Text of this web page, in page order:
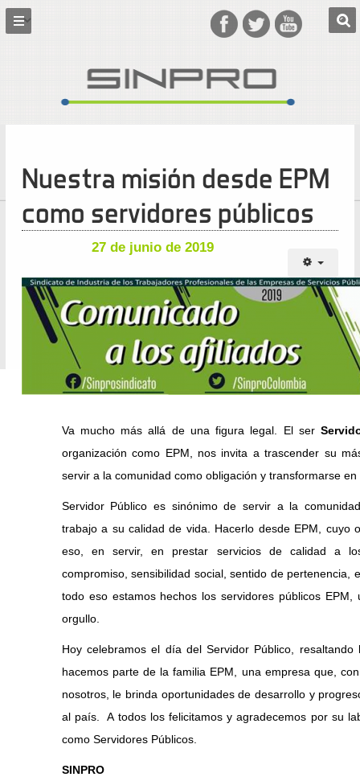
Nuestra misión desde EPM
como servidores públicos
27 de junio de 2019
Va mucho más allá de una figura legal. El ser
organización como EPM, nos invita a trascender su
servir a la comunidad como obligación y transformarse
Servidor Público es sinónimo de servir a la
trabajo a su calidad de vida. Hacerlo desde EPM, cuyo
eso, en servir, en prestar servicios de calidad a
compromiso, sensibilidad social, sentido de pertenencia,
todo eso estamos hechos los servidores públicos
orgullo.
Hoy celebramos el día del Servidor Público, resaltando
hacemos parte de la familia EPM, una empresa que,
nosotros, le brinda oportunidades de desarrollo y
al país. A todos los felicitamos y agradecemos por su
como Servidores Públicos.
SINPRO